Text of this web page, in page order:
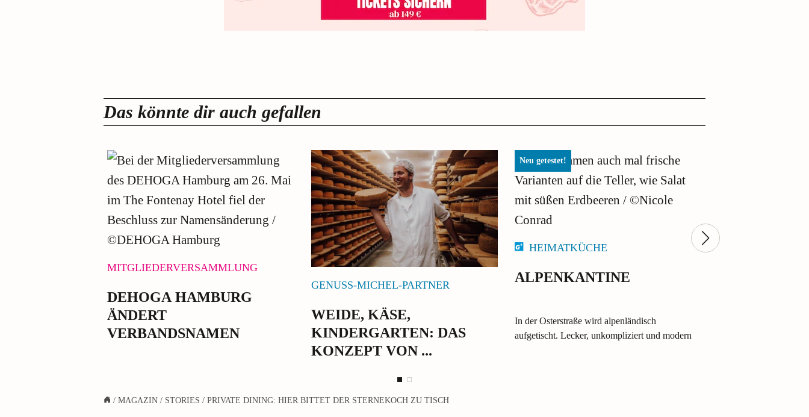
Das könnte dir auch gefallen
MITGLIEDERVERSAMMLUNG
DEHOGA HAMBURG
ÄNDERT
VERBANDSNAMEN
GENUSS-MICHEL-PARTNER
WEIDE, KÄSE,
KINDERGARTEN: DAS
KONZEPT VON ...
Neu getestet!
HEIMATKÜCHE
ALPENKANTINE
In der Osterstraße wird alpenländisch
aufgetischt. Lecker, unkompliziert und modern
/ MAGAZIN / STORIES / PRIVATE DINING: HIER BITTET DER STERNEKOCH ZU TISCH